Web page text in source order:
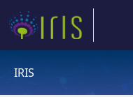
IRIS